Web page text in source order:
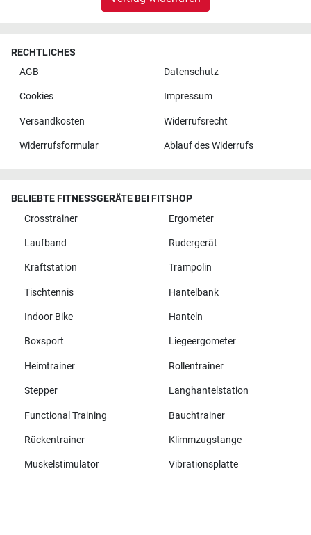
RECHTLICHES
AGB
Datenschutz
Cookies Impressum
Versandkosten Widerrufsrecht
Widerrufsformular Ablauf des Widerrufs
BELIEBTE FITNESSGERÄTE BEI FITSHOP
Crosstrainer
Ergometer
Laufband Rudergerät
Kraftstation Trampolin
Tischtennis Hantelbank
Indoor Bike Hanteln
Boxsport Liegeergometer
Heimtrainer Rollentrainer
Stepper Langhantelstation
Functional Training Bauchtrainer
Rückentrainer Klimmzugstange
Muskelstimulator Vibrationsplatte